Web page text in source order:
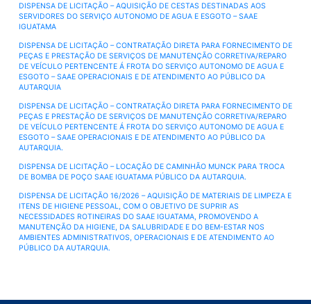
DISPENSA DE LICITAÇÃO – AQUISIÇÃO DE CESTAS DESTINADAS AOS
SERVIDORES DO SERVIÇO AUTONOMO DE AGUA E ESGOTO – SAAE
IGUATAMA
DISPENSA DE LICITAÇÃO – CONTRATAÇÃO DIRETA PARA FORNECIMENTO DE
PEÇAS E PRESTAÇÃO DE SERVIÇOS DE MANUTENÇÃO CORRETIVA/REPARO
DE VEÍCULO PERTENCENTE Á FROTA DO SERVIÇO AUTONOMO DE AGUA E
ESGOTO – SAAE OPERACIONAIS E DE ATENDIMENTO AO PÚBLICO DA
AUTARQUIA
DISPENSA DE LICITAÇÃO – CONTRATAÇÃO DIRETA PARA FORNECIMENTO DE
PEÇAS E PRESTAÇÃO DE SERVIÇOS DE MANUTENÇÃO CORRETIVA/REPARO
DE VEÍCULO PERTENCENTE Á FROTA DO SERVIÇO AUTONOMO DE AGUA E
ESGOTO – SAAE OPERACIONAIS E DE ATENDIMENTO AO PÚBLICO DA
AUTARQUIA.
DISPENSA DE LICITAÇÃO – LOCAÇÃO DE CAMINHÃO MUNCK PARA TROCA
DE BOMBA DE POÇO SAAE IGUATAMA PÚBLICO DA AUTARQUIA.
DISPENSA DE LICITAÇÃO 16/2026 – AQUISIÇÃO DE MATERIAIS DE LIMPEZA E
ITENS DE HIGIENE PESSOAL, COM O OBJETIVO DE SUPRIR AS
NECESSIDADES ROTINEIRAS DO SAAE IGUATAMA, PROMOVENDO A
MANUTENÇÃO DA HIGIENE, DA SALUBRIDADE E DO BEM-ESTAR NOS
AMBIENTES ADMINISTRATIVOS, OPERACIONAIS E DE ATENDIMENTO AO
PÚBLICO DA AUTARQUIA.